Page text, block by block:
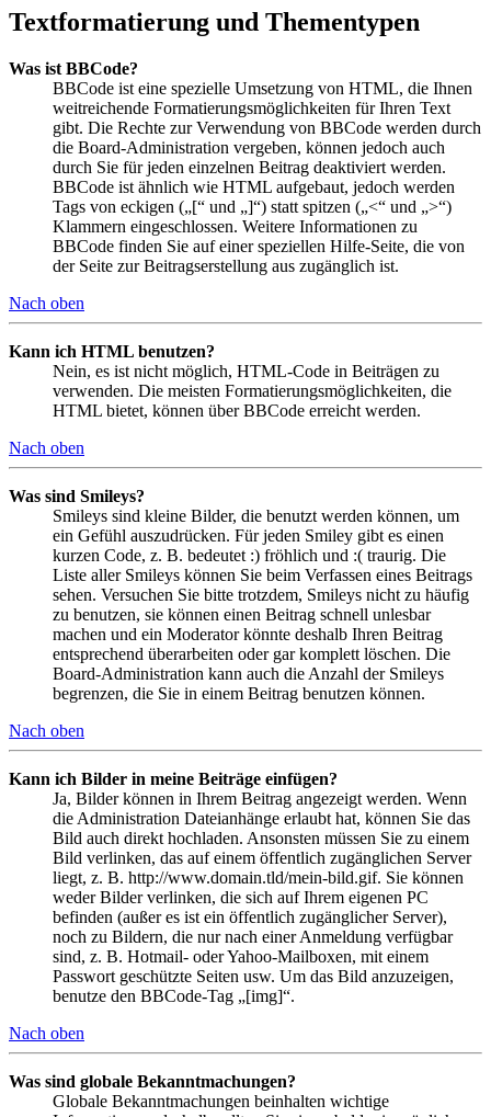
Textformatierung und Thementypen
Was ist BBCode?
BBCode ist eine spezielle Umsetzung von HTML, die Ihnen
weitreichende Formatierungsmöglichkeiten für Ihren Text
gibt. Die Rechte zur Verwendung von BBCode werden durch
die Board-Administration vergeben, können jedoch auch
durch Sie für jeden einzelnen Beitrag deaktiviert werden.
BBCode ist ähnlich wie HTML aufgebaut, jedoch werden
Tags von eckigen („[“ und „]“) statt spitzen („<“ und „>“)
Klammern eingeschlossen. Weitere Informationen zu
BBCode finden Sie auf einer speziellen Hilfe-Seite, die von
der Seite zur Beitragserstellung aus zugänglich ist.
Nach oben
Kann ich HTML benutzen?
Nein, es ist nicht möglich, HTML-Code in Beiträgen zu
verwenden. Die meisten Formatierungsmöglichkeiten, die
HTML bietet, können über BBCode erreicht werden.
Nach oben
Was sind Smileys?
Smileys sind kleine Bilder, die benutzt werden können, um
ein Gefühl auszudrücken. Für jeden Smiley gibt es einen
kurzen Code, z. B. bedeutet :) fröhlich und :( traurig. Die
Liste aller Smileys können Sie beim Verfassen eines Beitrags
sehen. Versuchen Sie bitte trotzdem, Smileys nicht zu häufig
zu benutzen, sie können einen Beitrag schnell unlesbar
machen und ein Moderator könnte deshalb Ihren Beitrag
entsprechend überarbeiten oder gar komplett löschen. Die
Board-Administration kann auch die Anzahl der Smileys
begrenzen, die Sie in einem Beitrag benutzen können.
Nach oben
Kann ich Bilder in meine Beiträge einfügen?
Ja, Bilder können in Ihrem Beitrag angezeigt werden. Wenn
die Administration Dateianhänge erlaubt hat, können Sie das
Bild auch direkt hochladen. Ansonsten müssen Sie zu einem
Bild verlinken, das auf einem öffentlich zugänglichen Server
liegt, z. B. http://www.domain.tld/mein-bild.gif. Sie können
weder Bilder verlinken, die sich auf Ihrem eigenen PC
befinden (außer es ist ein öffentlich zugänglicher Server),
noch zu Bildern, die nur nach einer Anmeldung verfügbar
sind, z. B. Hotmail- oder Yahoo-Mailboxen, mit einem
Passwort geschützte Seiten usw. Um das Bild anzuzeigen,
benutze den BBCode-Tag „[img]“.
Nach oben
Was sind globale Bekanntmachungen?
Globale Bekanntmachungen beinhalten wichtige